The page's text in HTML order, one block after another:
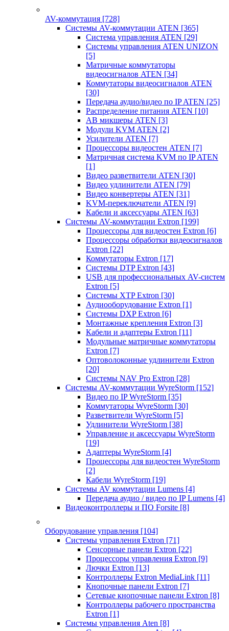
AV-коммутация [728]
Системы AV-коммутации ATEN [365]
Система управления ATEN [29]
Системы управления ATEN UNIZON
[5]
Матричные коммутаторы
видеосигналов ATEN [34]
Коммутаторы видеосигналов ATEN
[30]
Передача аудио/видео по IP ATEN [25]
Распределение питания ATEN [10]
АВ микшеры ATEN [3]
Модули KVM ATEN [2]
Усилители ATEN [7]
Процессоры видеостен ATEN [7]
Матричная система KVM по IP ATEN
[1]
Видео разветвители ATEN [30]
Видео удлинители ATEN [79]
Видео конвертеры ATEN [31]
KVM-переключатели ATEN [9]
Кабели и аксессуары ATEN [63]
Системы AV-коммутации Extron [199]
Процессоры для видеостен Extron [6]
Процессоры обработки видеосигналов
Extron [22]
Коммутаторы Extron [17]
Системы DTP Extron [43]
USB для профессиональных AV-систем
Extron [5]
Системы XTP Extron [30]
Аудиооборудование Extron [1]
Системы DXP Extron [6]
Монтажные крепления Extron [3]
Кабели и адаптеры Extron [11]
Модульные матричные коммутаторы
Extron [7]
Оптоволоконные удлинители Extron
[20]
Системы NAV Pro Extron [28]
Системы AV-коммутации WyreStorm [152]
Видео по IP WyreStorm [35]
Коммутаторы WyreStorm [30]
Разветвители WyreStorm [5]
Удлинители WyreStorm [38]
Управление и аксессуары WyreStorm
[19]
Адаптеры WyreStorm [4]
Процессоры для видеостен WyreStorm
[2]
Кабели WyreStorm [19]
Системы AV коммутации Lumens [4]
Передача аудио / видео по IP Lumens [4]
Видеоконтроллеры и ПО Forsite [8]
Оборудование управления [104]
Системы управления Extron [71]
Сенсорные панели Extron [22]
Процессоры управления Extron [9]
Лючки Extron [13]
Контроллеры Extron MediaLink [11]
Кнопочные панели Extron [7]
Сетевые кнопочные панели Extron [8]
Контроллеры рабочего пространства
Extron [1]
Системы управления Aten [8]